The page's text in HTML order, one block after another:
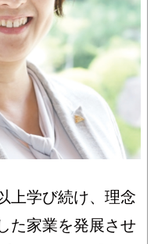
上学び続け、理念
た家業を発展させ